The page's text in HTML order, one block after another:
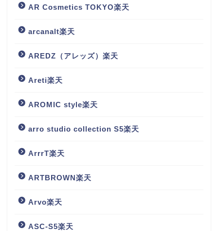
AR Cosmetics TOKYO楽天
arcanalt楽天
AREDZ（アレッズ）楽天
Areti楽天
AROMIC style楽天
arro studio collection S5楽天
ArrrT楽天
ARTBROWN楽天
Arvo楽天
ASC-S5楽天